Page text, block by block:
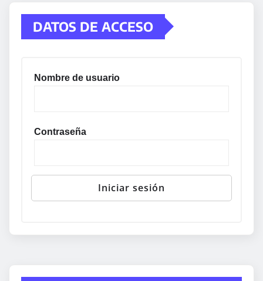
DATOS DE ACCESO
Nombre de usuario
Contraseña